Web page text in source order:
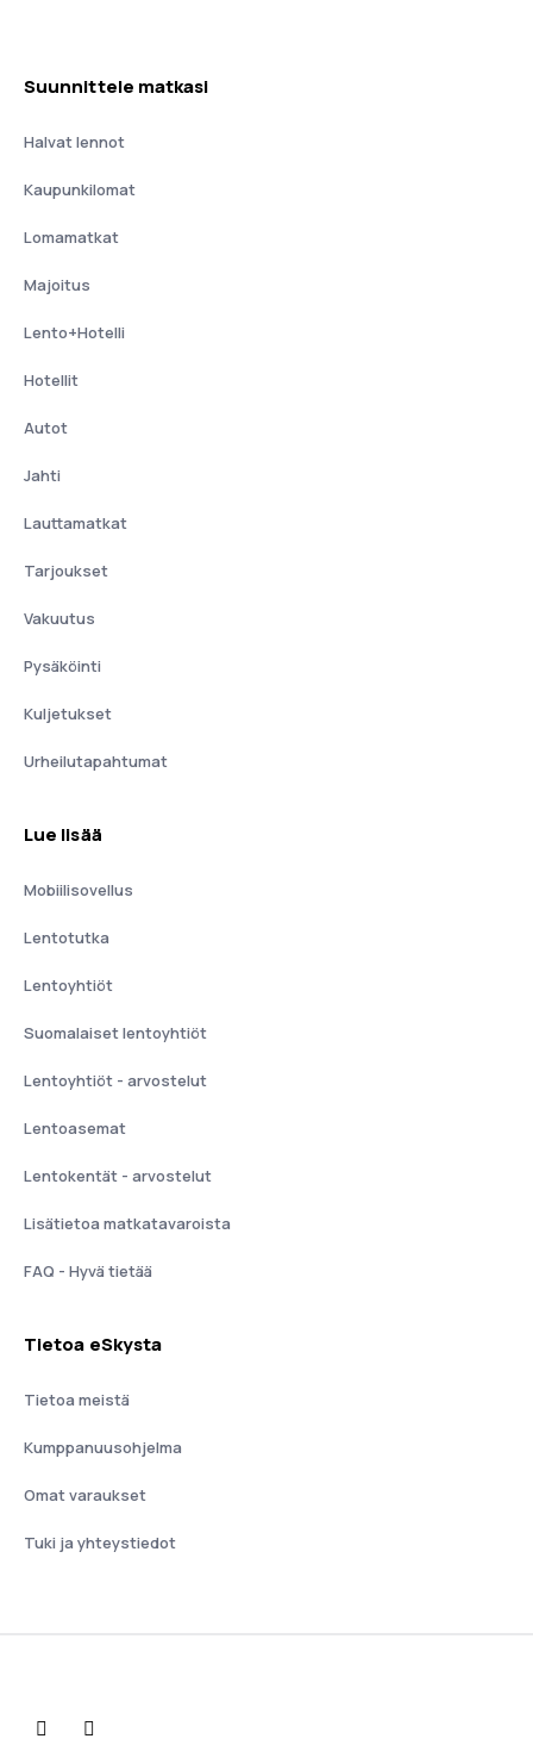
Suunnittele matkasi
Halvat lennot
Kaupunkilomat
Lomamatkat
Majoitus
Lento+Hotelli
Hotellit
Autot
Jahti
Lauttamatkat
Tarjoukset
Vakuutus
Pysäköinti
Kuljetukset
Urheilutapahtumat
Lue lisää
Mobiilisovellus
Lentotutka
Lentoyhtiöt
Suomalaiset lentoyhtiöt
Lentoyhtiöt - arvostelut
Lentoasemat
Lentokentät - arvostelut
Lisätietoa matkatavaroista
FAQ - Hyvä tietää
Tietoa eSkysta
Tietoa meistä
Kumppanuusohjelma
Omat varaukset
Tuki ja yhteystiedot